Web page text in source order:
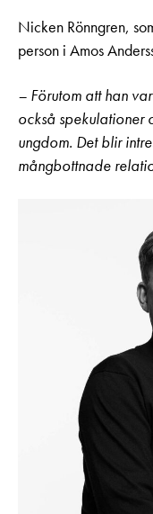
Nicken Rönngren,
person i Amos
– Förutom att han
också spekulationer
ungdom. Det blir
mångbottnade